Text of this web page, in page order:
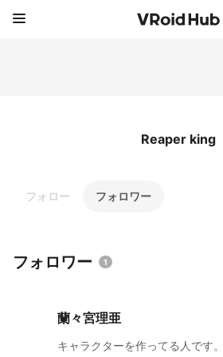
Reaper king
フォロー フォロワー
フォロワー 1
蘭々宮理亜
キャラクターを作ってる人です